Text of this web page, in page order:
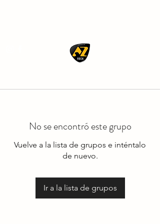
No se encontró este grupo
Vuelve a la lista de grupos e inténtalo
de nuevo.
Ir a la lista de grupos